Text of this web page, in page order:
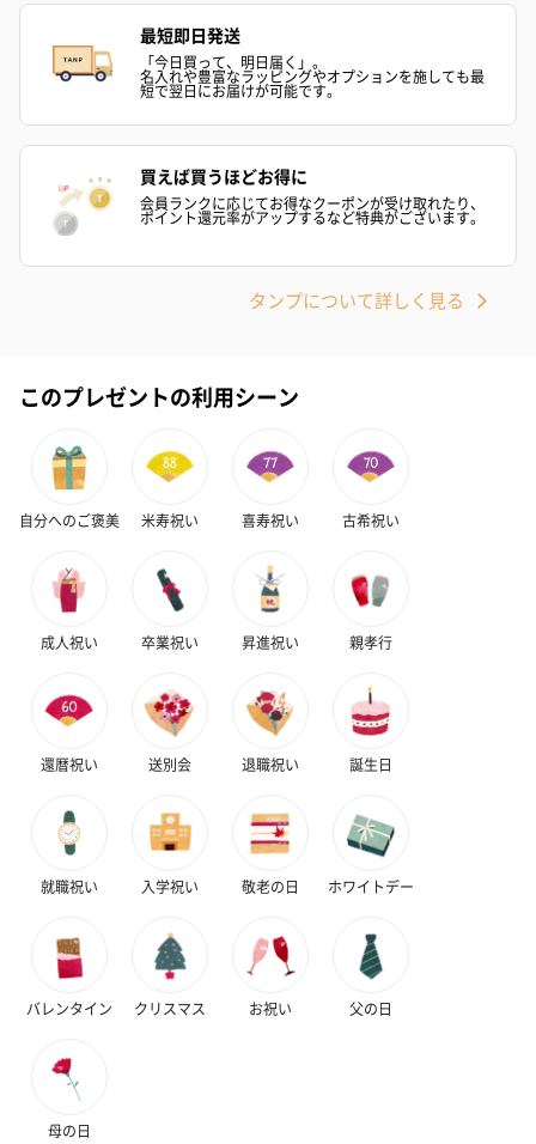
最短即日発送
「今日買って、明日届く」。
名入れや豊富なラッピングやオプションを施しても最
短で翌日にお届けが可能です。
買えば買うほどお得に
会員ランクに応じてお得なクーポンが受け取れたり、
ポイント還元率がアップするなど特典がございます。
タンプについて詳しく見る
このプレゼントの利用シーン
自分へのご褒美 米寿祝い 喜寿祝い 古希祝い
成人祝い 卒業祝い 昇進祝い 親孝行
還暦祝い 送別会 退職祝い 誕生日
就職祝い 入学祝い 敬老の日 ホワイトデー
バレンタイン クリスマス お祝い 父の日
母の日